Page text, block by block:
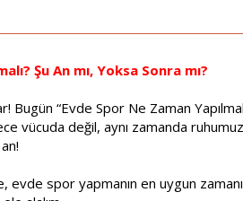
Şu An mı, Yoksa Sonra mı?
“Evde Spor Ne Zaman
vücuda değil, aynı zamanda
spor yapmanın en uygun